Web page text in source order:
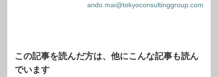
ando.mai@tokyoconsultinggroup.com
この記事を読んだ方は、他にこんな記事も読ん
でいます